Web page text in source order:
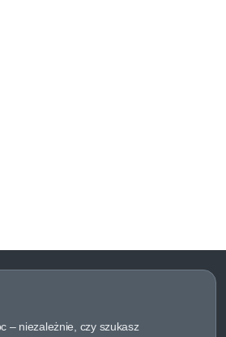
– niezależnie, czy szukasz